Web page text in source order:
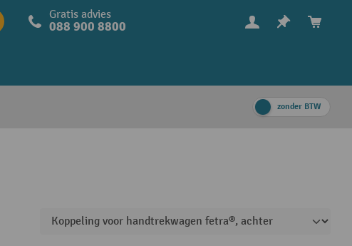
Gratis advies
088 900 8800
zonder BTW